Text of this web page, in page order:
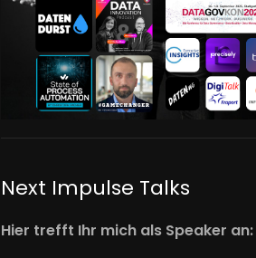
Next Impulse Talks
Hier trefft Ihr mich als Speaker an: